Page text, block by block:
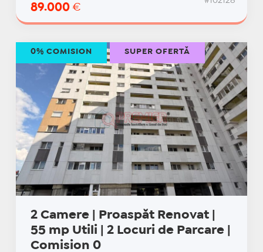
89.000 €
2 Camere | Proaspăt Renovat |
55 mp Utili | 2 Locuri de Parcare |
Comision 0
0% COMISION SUPER OFERTĂ